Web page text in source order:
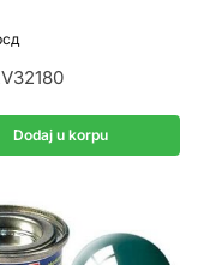
Dodaj u korpu